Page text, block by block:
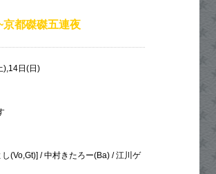
京都磔磔五連夜
),14日(日)
(Vo,Gt)] / 中村きたろー(Ba) / 江川ゲ